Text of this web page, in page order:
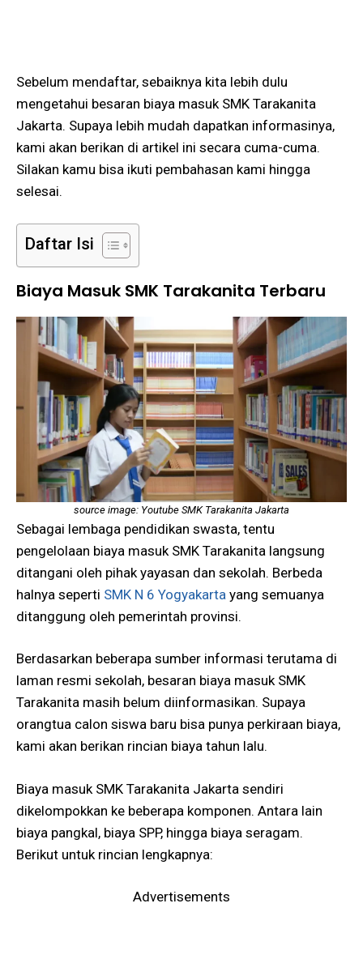
Sebelum mendaftar, sebaiknya kita lebih dulu
mengetahui besaran biaya masuk SMK Tarakanita
Jakarta. Supaya lebih mudah dapatkan informasinya,
kami akan berikan di artikel ini secara cuma-cuma.
Silakan kamu bisa ikuti pembahasan kami hingga
selesai.
Daftar Isi
Biaya Masuk SMK Tarakanita Terbaru
source image: Youtube SMK Tarakanita Jakarta
Sebagai lembaga pendidikan swasta, tentu
pengelolaan biaya masuk SMK Tarakanita langsung
ditangani oleh pihak yayasan dan sekolah. Berbeda
halnya seperti SMK N 6 Yogyakarta yang semuanya
ditanggung oleh pemerintah provinsi.
Berdasarkan beberapa sumber informasi terutama di
laman resmi sekolah, besaran biaya masuk SMK
Tarakanita masih belum diinformasikan. Supaya
orangtua calon siswa baru bisa punya perkiraan biaya,
kami akan berikan rincian biaya tahun lalu.
Biaya masuk SMK Tarakanita Jakarta sendiri
dikelompokkan ke beberapa komponen. Antara lain
biaya pangkal, biaya SPP, hingga biaya seragam.
Berikut untuk rincian lengkapnya:
Advertisements